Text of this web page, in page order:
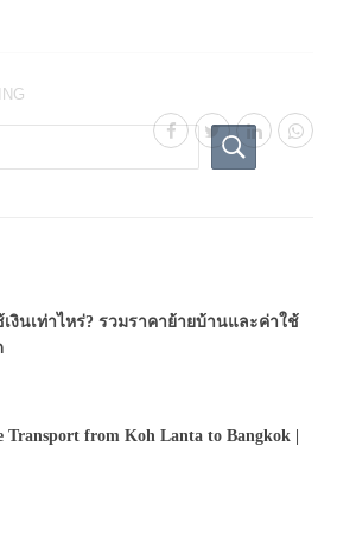
งินเท่าไหร่? รวมราคาย้ายบ้านและค่าใช้
Transport from Koh Lanta to Bangkok |